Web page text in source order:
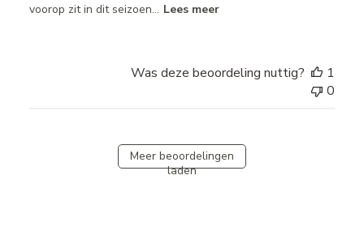
voorop zit in dit seizoen... Lees meer
Was deze beoordeling nuttig?
1
0
Meer beoordelingen
laden